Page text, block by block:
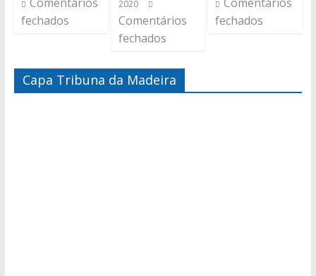
fechados
2020
Comentários
fechados
fechados
Capa Tribuna da Madeira